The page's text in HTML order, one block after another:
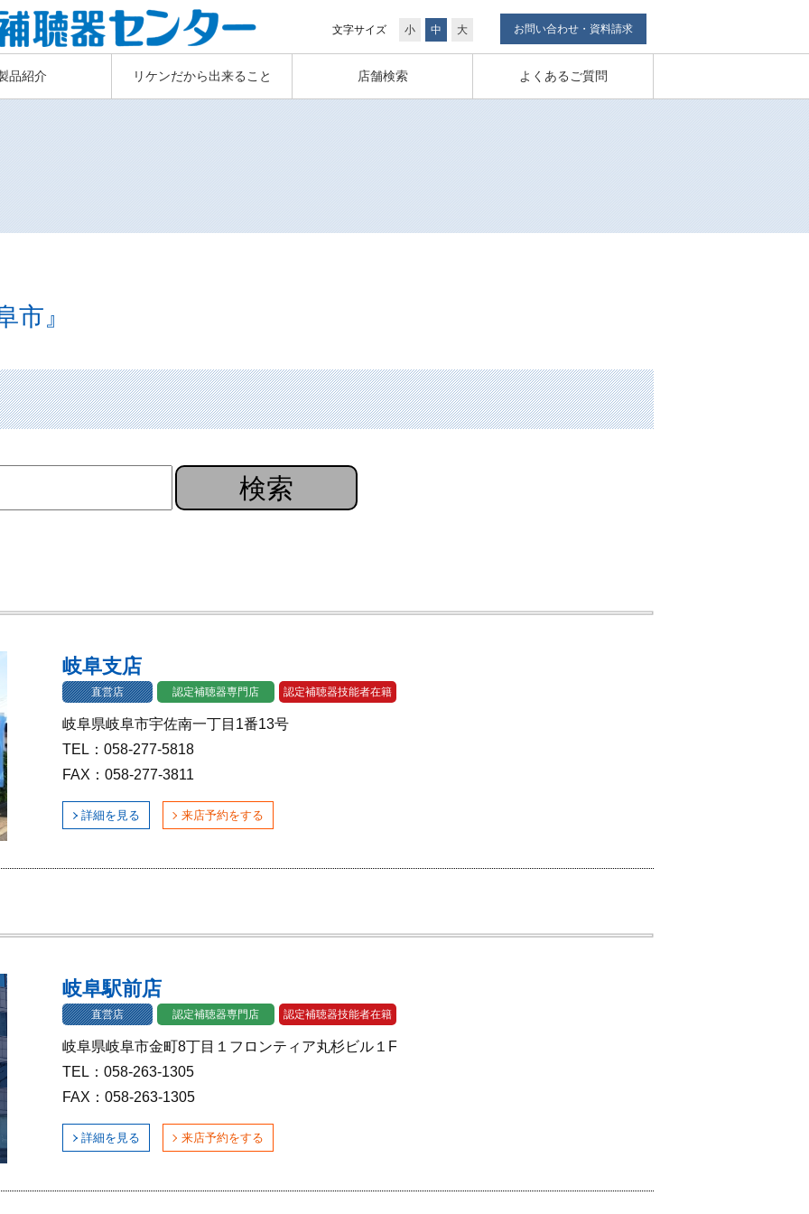
文字サイズ 小 中 大 お問い合わせ・資料請求
品紹介 リケンだから出来ること 店舗検索 よくあるご質問
市』
検索
岐阜支店
直営店 認定補聴器専門店 認定補聴器技能者在籍
岐阜県岐阜市宇佐南一丁目1番13号
TEL：058-277-5818
FAX：058-277-3811
詳細を見る 来店予約をする
岐阜駅前店
直営店 認定補聴器専門店 認定補聴器技能者在籍
岐阜県岐阜市金町8丁目１フロンティア丸杉ビル１F
TEL：058-263-1305
FAX：058-263-1305
詳細を見る 来店予約をする